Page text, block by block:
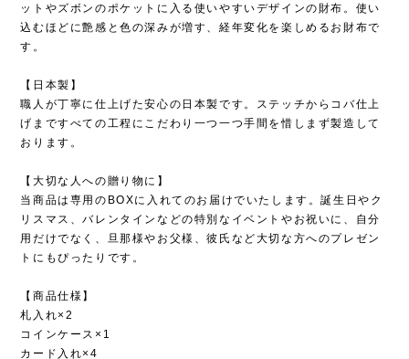
ットやズボンのポケットに入る使いやすいデザインの財布。使い
込むほどに艶感と色の深みが増す、経年変化を楽しめるお財布で
す。
【日本製】
職人が丁寧に仕上げた安心の日本製です。ステッチからコバ仕上
げまですべての工程にこだわり一つ一つ手間を惜しまず製造して
おります。
【大切な人への贈り物に】
当商品は専用のBOXに入れてのお届けでいたします。誕生日やク
リスマス、バレンタインなどの特別なイベントやお祝いに、自分
用だけでなく、旦那様やお父様、彼氏など大切な方へのプレゼン
トにもぴったりです。
【商品仕様】
札入れ×2
コインケース×1
カード入れ×4